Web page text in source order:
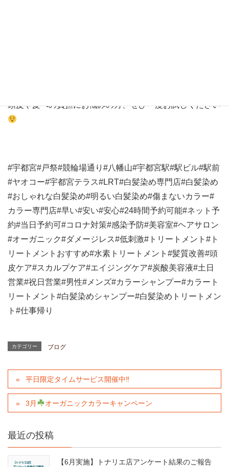
頭皮や髪への負担にお悩みの方、ぜひ一度お試しください
#宇都宮#戸祭#競輪場通り #八幡山#宇都宮駅#駅ビル#駅前
#ヤオコー#宇都宮テラス#LRT#白髪染め専門店#白髪染め
#おしゃれな白髪染め#明るい白髪染め#傷まないカラー#
カラー専門店#早い#安い#安心#24時間予約可能#ネット予
約#当日予約可#コロナ対策#感染予防#美容室#ヘアサロン
#オーガニック#ダメージレス#低刺激# トリートメント # ト
リートメントおすすめ#水素トリートメント #髪質改善#頭
皮ケア#スカルプケア#エイジングケア#炭酸美容液#土日
営業#祝日営業#男性# メンズ#カラーシャンプー#カラート
リートメント #白髪染めシャンプー#白髪染めトリートメン
ト #仕事帰り
カテゴリー ブログ
平日限定タイムサービス開催中‼︎
3月 オーガニックカラーキャンペーン
最近の投稿
【6月実施】トナリエ店アンケート結果のご報告